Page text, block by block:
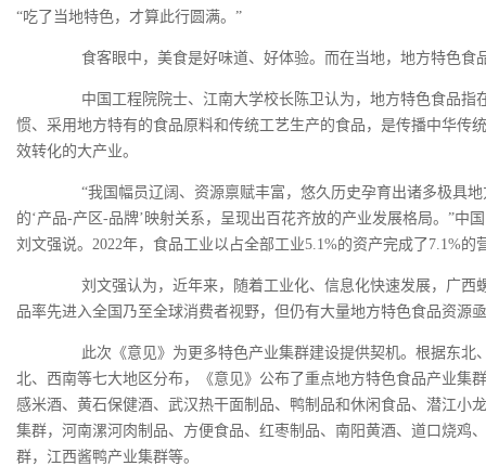
“吃了当地特色，才算此行圆满。”
食客眼中，美食是好味道、好体验。而在当地，地方特色食
中国工程院院士、江南大学校长陈卫认为，地方特色食品指
惯、采用地方特有的食品原料和传统工艺生产的食品，是传播中华传
效转化的大产业。
“我国幅员辽阔、资源禀赋丰富，悠久历史孕育出诸多极具地
的‘产品-产区-品牌’映射关系，呈现出百花齐放的产业发展格局。”中
刘文强说。2022年，食品工业以占全部工业5.1%的资产完成了7.1%的
刘文强认为，近年来，随着工业化、信息化快速发展，广西
品率先进入全国乃至全球消费者视野，但仍有大量地方特色食品资源
此次《意见》为更多特色产业集群建设提供契机。根据东北
北、西南等七大地区分布，《意见》公布了重点地方特色食品产业集
感米酒、黄石保健酒、武汉热干面制品、鸭制品和休闲食品、潜江小
集群，河南漯河肉制品、方便食品、红枣制品、南阳黄酒、道口烧鸡
群，江西酱鸭产业集群等。